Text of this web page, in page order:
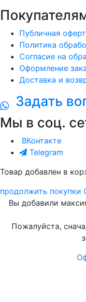
Публичная
Политика
Согласие на
Оформление
Доставка и
Задать
Мы в соц.
ВКонтакте
Telegram
Товар добавлен в
продолжить покупки
Вы добавили
Пожалуйста,